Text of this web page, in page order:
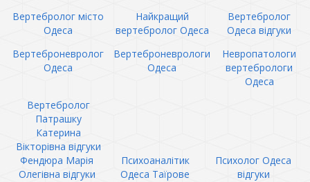
Вертебролог місто
Одеса
Найкращий
вертебролог Одеса
Вертебролог
Одеса відгуки
Вертеброневролог
Одеса
Вертеброневрологи
Одеса
Невропатологи
вертебрологи
Одеса
Вертебролог
Патрашку
Катерина
Вікторівна відгуки
Фендюра Марія
Олегівна відгуки
Психоаналітик
Одеса Таїрове
Психолог Одеса
відгуки